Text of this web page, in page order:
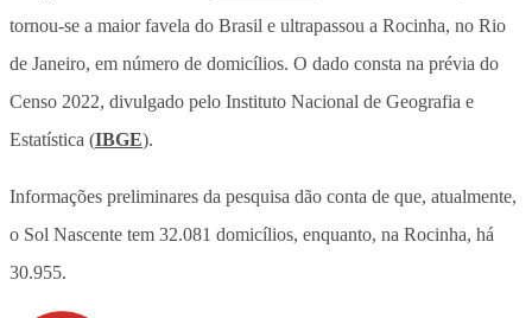
tornou-se a maior favela do Brasil e ultrapassou a Rocinha, no Rio
de Janeiro, em número de domicílios. O dado consta na prévia do
Censo 2022, divulgado pelo Instituto Nacional de Geografia e
Estatística (IBGE).
Informações preliminares da pesquisa dão conta de que, atualmente,
o Sol Nascente tem 32.081 domicílios, enquanto, na Rocinha, há
30.955.